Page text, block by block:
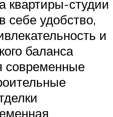
квартиры-студии
себе удобство,
и
баланса
современные